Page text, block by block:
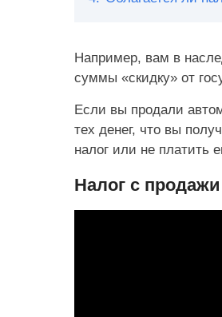
Например, вам в
суммы «скидку» от
Если вы продали
тех денег, что вы
налог или не платить
Налог с